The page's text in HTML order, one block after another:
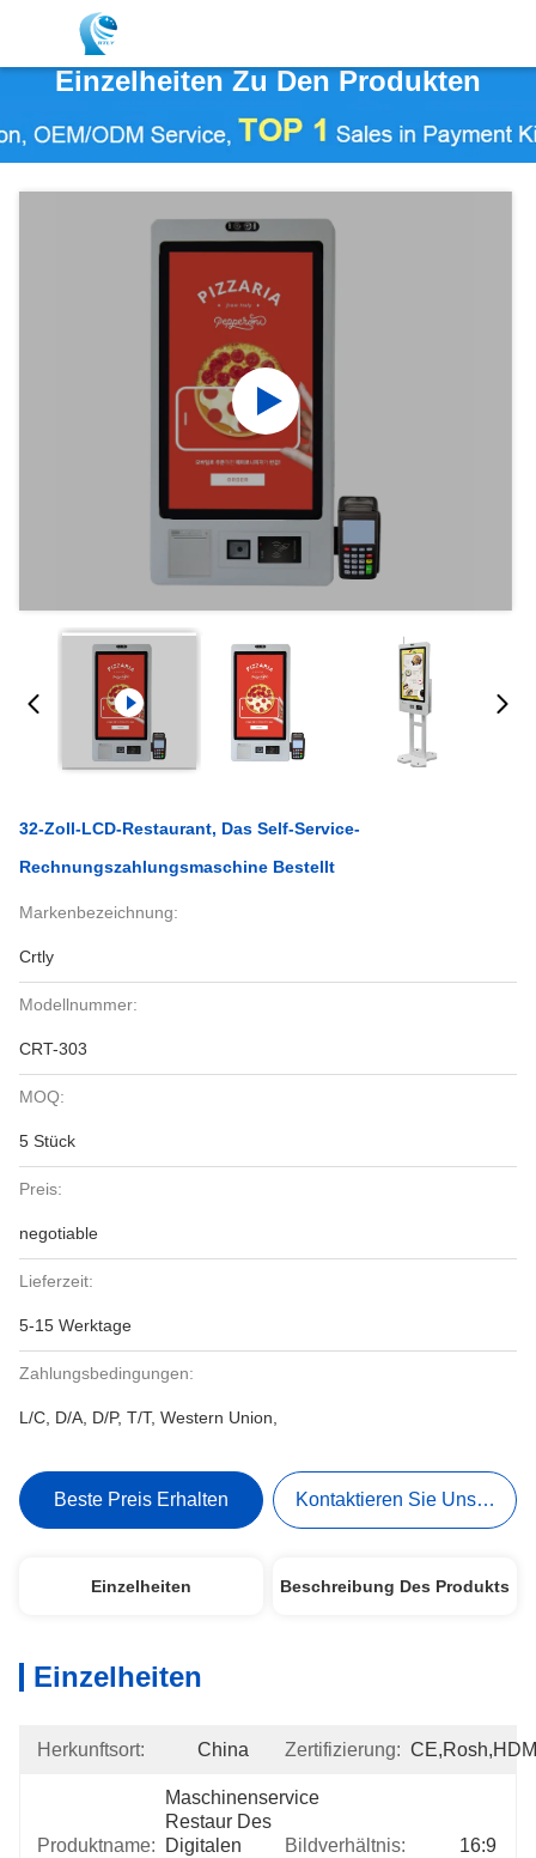
Einzelheiten Zu Den Produkten
32-Zoll-LCD-Restaurant, Das Self-Service-
Rechnungszahlungsmaschine Bestellt
Markenbezeichnung:
Crtly
Modellnummer:
CRT-303
MOQ:
5 Stück
Preis:
negotiable
Lieferzeit:
5-15 Werktage
Zahlungsbedingungen:
L/C, D/A, D/P, T/T, Western Union,
Beste Preis Erhalten Kontaktieren Sie Uns Jetzt
Einzelheiten Beschreibung Des Produkts
Einzelheiten
Herkunftsort: China Zertifizierung:
Produktname:
Maschinenservice
Restaur Des
Digitalen
Bildverhältnis: 16:9